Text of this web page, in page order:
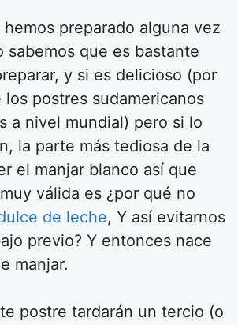
preparado alguna vez
sabemos que es bastante
y si es delicioso (por
los postres sudamericanos
a nivel mundial) pero si lo
la parte más tediosa de la
el manjar blanco así que
válida es ¿por qué no
de leche, Y así evitarnos
previo? Y entonces nace
manjar.
postre tardarán un tercio (o